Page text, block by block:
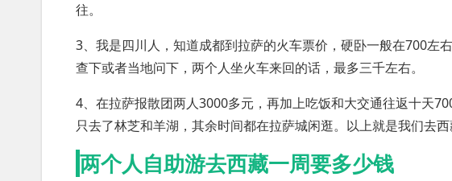
往。
3、我是四川人，知道成都到拉萨的火车票价，硬卧一般在700左
查下或者当地问下，两个人坐火车来回的话，最多三千左右。
4、在拉萨报散团两人3000多元，再加上吃饭和大交通往返十天
只去了林芝和羊湖，其余时间都在拉萨城闲逛。以上就是我们去西
两个人自助游去西藏一周要多少钱